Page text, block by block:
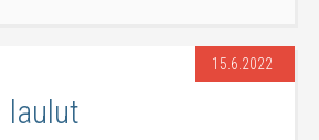
15.6.2022
laulut